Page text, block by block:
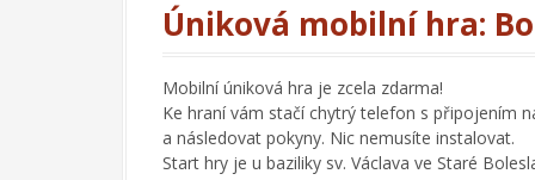
Úniková mobilní hra:
Mobilní úniková hra je zcela zdarma!
Ke hraní vám stačí chytrý telefon s připojením
a následovat pokyny. Nic nemusíte instalovat.
Start hry je u baziliky sv. Václava ve Staré